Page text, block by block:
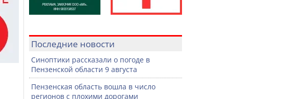
Последние новости
Синоптики рассказали о погоде в
Пензенской области 9 августа
Пензенская область вошла в число
регионов с плохими дорогами